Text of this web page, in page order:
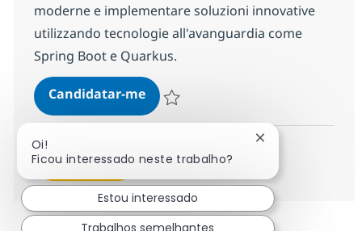
moderne e implementare soluzioni innovative
utilizzando tecnologie all'avanguardia come
Spring Boot e Quarkus.
Candidatar-meSenior Back-end Java Developer
Ver mais
Oi!
Ficou interessado neste trabalho?
Fechar
Estou interessado
Trabalhos semelhantes